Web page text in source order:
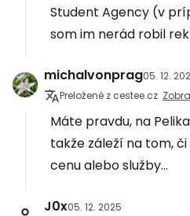
Student Agency (v
som im nerád robil
michalvonprag05. 12.
Preložené z cestee.cz
Máte pravdu, na
takže záleží na tom,
cenu alebo služby...
J0x05. 12. 2025